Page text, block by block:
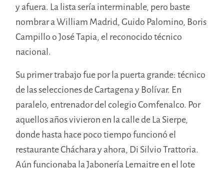
y afuera. La lista sería interminable, pero baste
nombrar a William Madrid, Guido Palomino, Boris
Campillo o José Tapia, el reconocido técnico
nacional.
Su primer trabajo fue por la puerta grande: técnico
de las selecciones de Cartagena y Bolívar. En
paralelo, entrenador del colegio Comfenalco. Por
aquellos años vivieron en la calle de La Sierpe,
donde hasta hace poco tiempo funcionó el
restaurante Cháchara y ahora, Di Silvio Trattoria.
Aún funcionaba la Jabonería Lemaitre en el lote